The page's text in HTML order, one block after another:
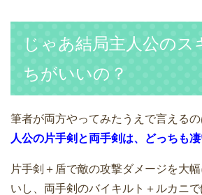
じゃあ結局主人公のス
ちがいいの？
筆者が両方やってみたうえで言えるの
人公の片手剣と両手剣は、どっちも凄
片手剣＋盾で敵の攻撃ダメージを大
いし、両手剣のバイキルト＋ルカニ